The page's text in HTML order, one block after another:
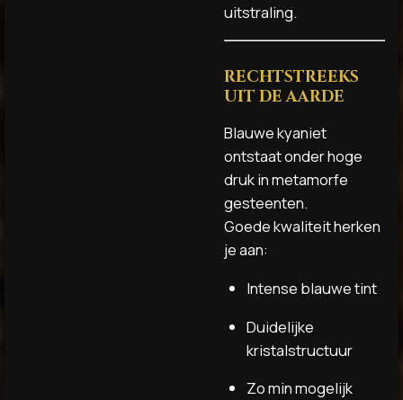
uitstraling.
RECHTSTREEKS
UIT DE AARDE
Blauwe kyaniet
ontstaat onder hoge
druk in metamorfe
gesteenten.
Goede kwaliteit herken
je aan:
Intense blauwe tint
Duidelijke
kristalstructuur
Zo min mogelijk